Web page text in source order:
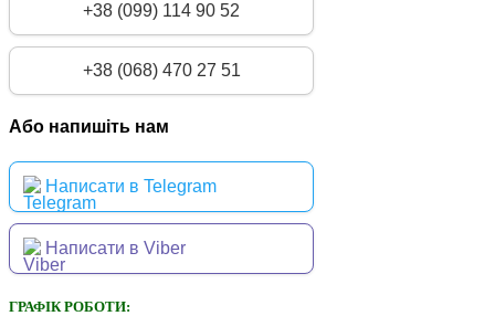
+38 (099) 114 90 52
+38 (068) 470 27 51
Або напишіть нам
Написати в Telegram
Написати в Viber
ГРАФІК РОБОТИ: